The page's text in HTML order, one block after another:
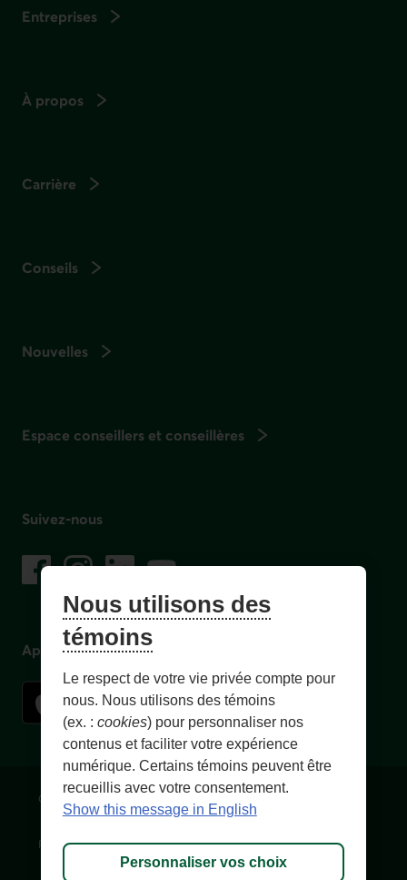
Entreprises
À propos
Carrière
Conseils
Nouvelles
Espace conseillers et conseillères
Suivez-nous
Facebook
– Lien externe au site. Cet hyperlien s'ouvrira dans une
Instagram
– Lien externe au site. Cet hyperlien s'ouvrira dans
LinkedIn
– Lien externe au site. Cet hyperlien
YouTube
– Lien externe au site. Cet hyperlien
Application mobile
Conditions d'utilisation et notes légales
Personnaliser les témoins Accessibilité Plan du site
Nous utilisons des
témoins
Le respect de votre vie privée compte pour
nous. Nous utilisons des témoins
(ex. : cookies) pour personnaliser nos
contenus et faciliter votre expérience
numérique. Certains témoins peuvent être
recueillis avec votre consentement.
Show this message in English
Personnaliser vos choix